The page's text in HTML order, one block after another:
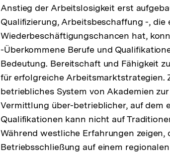
Anstieg der Arbeitslosigkeit erst
Qualifizierung, Arbeitsbeschaffung -,
Wiederbeschäftigungschancen hat,
-Überkommene Berufe und
Bedeutung. Bereitschaft und Fähigkeit
für erfolgreiche Arbeitsmarktstrategien.
betriebliches System von Akademien
Vermittlung über-betrieblicher, auf
Qualifikationen kann nicht auf
Während westliche Erfahrungen
Betriebsschließung auf einem